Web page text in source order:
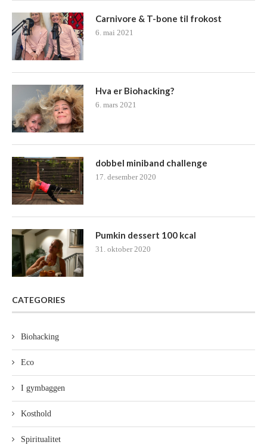
Carnivore & T-bone til frokost
6. mai 2021
Hva er Biohacking?
6. mars 2021
dobbel miniband challenge
17. desember 2020
Pumkin dessert 100 kcal
31. oktober 2020
CATEGORIES
Biohacking
Eco
I gymbaggen
Kosthold
Spiritualitet